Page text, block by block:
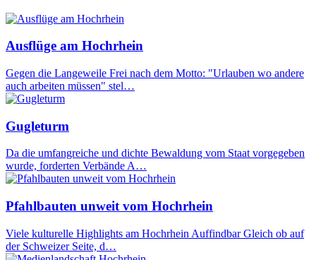
Ausflüge am Hochrhein
Gegen die Langeweile Frei nach dem Motto: "Urlauben wo andere
auch arbeiten müssen" stel…
Gugleturm
Da die umfangreiche und dichte Bewaldung vom Staat vorgegeben
wurde, forderten Verbände A…
Pfahlbauten unweit vom Hochrhein
Viele kulturelle Highlights am Hochrhein Auffindbar Gleich ob auf
der Schweizer Seite, d…